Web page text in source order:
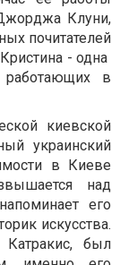
Клуни,
почитателей
- одна
в
киевской
украинский
в Киеве
над
его
искусства.
был